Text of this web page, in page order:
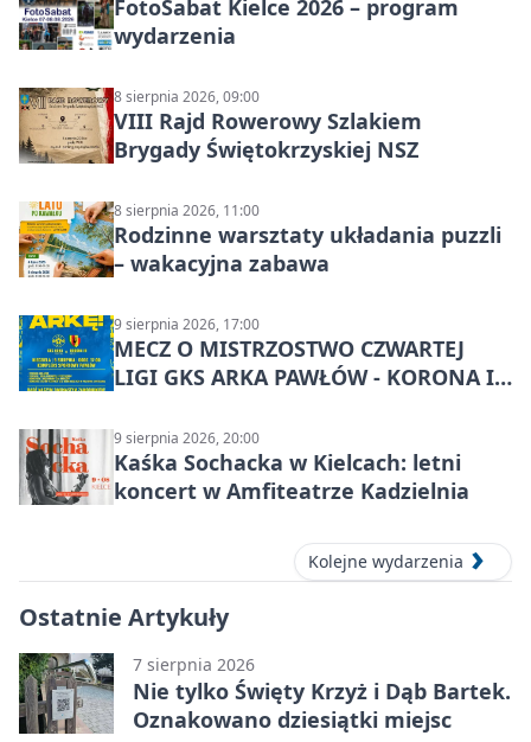
FotoSabat Kielce 2026 – program
wydarzenia
8 sierpnia 2026, 09:00
VIII Rajd Rowerowy Szlakiem
Brygady Świętokrzyskiej NSZ
8 sierpnia 2026, 11:00
Rodzinne warsztaty układania puzzli
– wakacyjna zabawa
9 sierpnia 2026, 17:00
MECZ O MISTRZOSTWO CZWARTEJ
LIGI GKS ARKA PAWŁÓW - KORONA III
9 sierpnia 2026, 20:00
Kaśka Sochacka w Kielcach: letni
koncert w Amfiteatrze Kadzielnia
Kolejne wydarzenia
Ostatnie Artykuły
7 sierpnia 2026
Nie tylko Święty Krzyż i Dąb Bartek.
Oznakowano dziesiątki miejsc